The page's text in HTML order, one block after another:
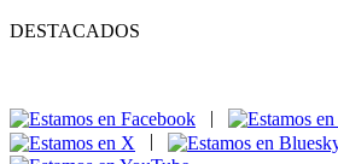
DESTACADOS
|
|